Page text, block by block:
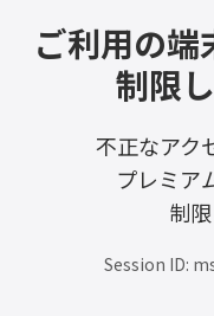
ご利用の端
制限
不正なアク
プレミア
制
Session ID: